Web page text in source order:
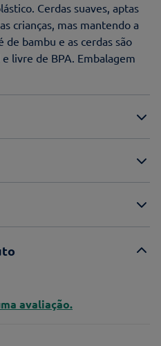
Cerdas suaves, aptas
crianças, mas mantendo a
de bambu e as cerdas são
livre de BPA. Embalagem
avaliação.